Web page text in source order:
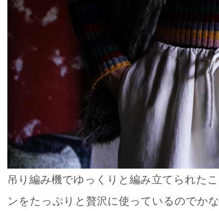
吊り編み機でゆっくりと編み立てられた
ンをたっぷりと贅沢に使っているのでか